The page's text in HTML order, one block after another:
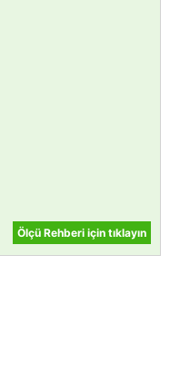
Ölçü Rehberi için tıklayın